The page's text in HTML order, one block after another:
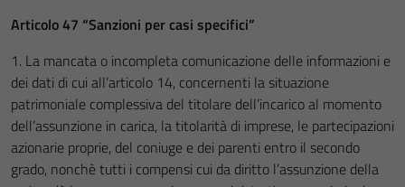
Articolo 47 “Sanzioni per casi specifici”
1. La mancata o incompleta comunicazione delle informazioni e
dei dati di cui all’articolo 14, concernenti la situazione
patrimoniale complessiva del titolare dell’incarico al momento
dell’assunzione in carica, la titolarità di imprese, le partecipazioni
azionarie proprie, del coniuge e dei parenti entro il secondo
grado, nonchè tutti i compensi cui da diritto l’assunzione della